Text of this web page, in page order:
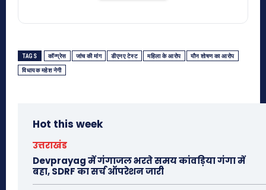
TAGS कॉन्ग्रेस जांच की मांग डीएनए टेस्ट महिला के आरोप यौन शोषण का आरोप
विधायक महेश नेगी
Hot this week
उत्तराखंड
Devprayag में गंगाजल भरते समय कांवड़िया गंगा में
बहा, SDRF का सर्च ऑपरेशन जारी